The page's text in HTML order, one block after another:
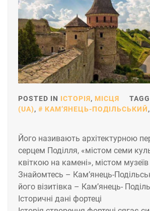
POSTED IN ІСТОРІЯ, МІСЦЯ
(UA), КАМ’ЯНЕЦЬ-ПОДІЛЬСЬКИЙ,
Його називають архітектурною
серцем Поділля, «містом семи
квіткою на камені», містом
Знайомтесь – Кам’янець-
його візитівка – Кам’янець-
Історичні дані фортеці